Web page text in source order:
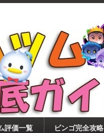
徹底ガイド
ト・ピックアップ・
に解説！ツムツムを12
評価一覧 ビンゴ完全攻略